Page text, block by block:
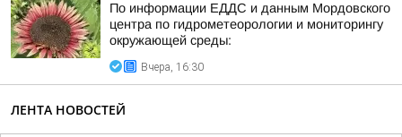
По информации ЕДДС и данным Мордовского
центра по гидрометеорологии и мониторингу
окружающей среды:
Вчера, 16:30
ЛЕНТА НОВОСТЕЙ